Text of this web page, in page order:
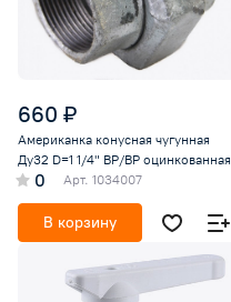
660 ₽
Американка конусная чугунная
Ду32 D=1 1/4" ВР/ВР оцинкованная
0 Арт. 1034007
В корзину